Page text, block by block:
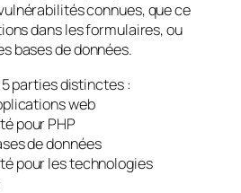
connues, que ce
dans les formulaires, ou
bases de données.
parties distinctes :
web
pour PHP
de données
pour les technologies